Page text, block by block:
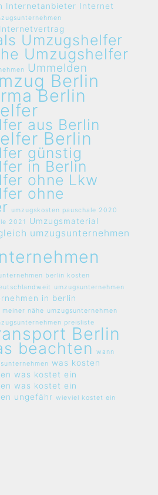
Internetanbieter Internet
Umzugshelfer
Umzugshelfer
Ummelden
Berlin
Berlin
aus Berlin
Berlin
günstig
in Berlin
ohne Lkw
ohne
umzugskosten pauschale 2020
2021
Umzugsmaterial
umzugsunternehmen
berlin kosten
umzugsunternehmen
in berlin
nähe umzugsunternehmen
preisliste
Berlin
beachten
wann
was kosten
was kostet ein
was kostet ein
ungefähr wieviel kostet ein